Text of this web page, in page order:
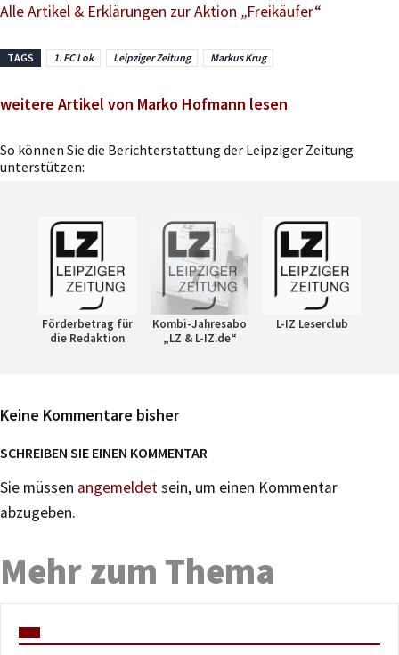
Alle Artikel & Erklärungen zur Aktion „Freikäufer“
TAGS 1. FC Lok Leipziger Zeitung Markus Krug
weitere Artikel von Marko Hofmann lesen
So können Sie die Berichterstattung der Leipziger Zeitung
unterstützen:
Förderbetrag für
die Redaktion
Kombi-Jahresabo
„LZ & L-IZ.de“
L-IZ Leserclub
Keine Kommentare bisher
SCHREIBEN SIE EINEN KOMMENTAR
Sie müssen angemeldetsein, um einen Kommentar
abzugeben.
Mehr zum Thema